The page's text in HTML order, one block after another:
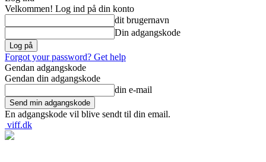
Velkommen! Log ind på din konto
dit brugernavn
Din adgangskode
Forgot your password? Get help
Gendan adgangskode
Gendan din adgangskode
din e-mail
En adgangskode vil blive sendt til din email.
viff.dk